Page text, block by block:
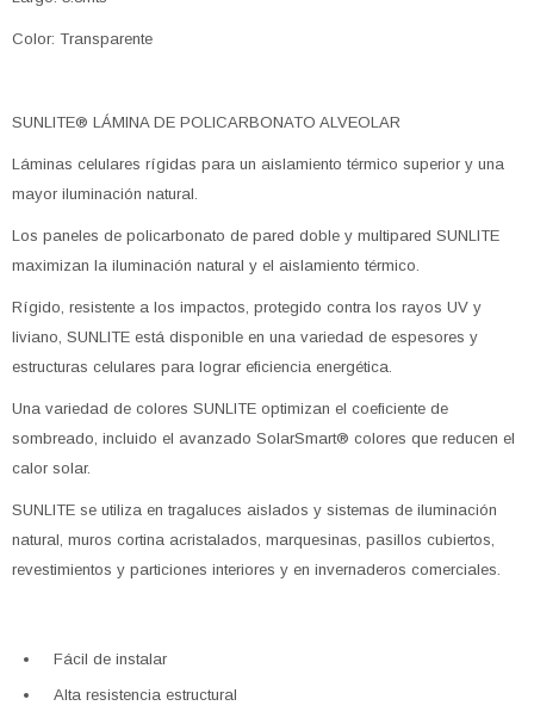
Color: Transparente
SUNLITE® LÁMINA DE POLICARBONATO ALVEOLAR
Láminas celulares rígidas para un aislamiento térmico superior y una
mayor iluminación natural.
Los paneles de policarbonato de pared doble y multipared SUNLITE
maximizan la iluminación natural y el aislamiento térmico.
Rígido, resistente a los impactos, protegido contra los rayos UV y
liviano, SUNLITE está disponible en una variedad de espesores y
estructuras celulares para lograr eficiencia energética.
Una variedad de colores SUNLITE optimizan el coeficiente de
sombreado, incluido el avanzado SolarSmart® colores que reducen el
calor solar.
SUNLITE se utiliza en tragaluces aislados y sistemas de iluminación
natural, muros cortina acristalados, marquesinas, pasillos cubiertos,
revestimientos y particiones interiores y en invernaderos comerciales.
Fácil de instalar
Alta resistencia estructural